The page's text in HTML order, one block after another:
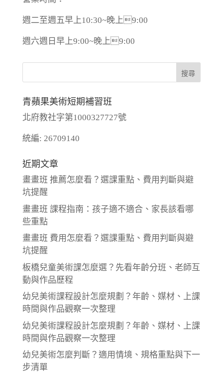
週二至週五早上10:30~晚上9:00
週六週日早上9:00~晚上9:00
青蘋果美術短期補習班
北府教社字第1000327727號
統編: 26709140
近期文章
畫畫班 推薦怎麼看？選課重點、費用判斷與避
坑提醒
畫畫班 課程指南：孩子適不適合、家長該看哪
些重點
畫畫班 費用怎麼看？選課重點、費用判斷與避
坑提醒
板橋兒童美術課怎麼選？先看年齡分班、老師互
動與作品歷程
幼兒美術課程設計怎麼規劃？年齡、媒材、上課
時間與作品觀察一次整理
幼兒美術課程設計怎麼規劃？年齡、媒材、上課
時間與作品觀察一次整理
幼兒美術怎麼判斷？適用情境、規格重點與下一
步清單